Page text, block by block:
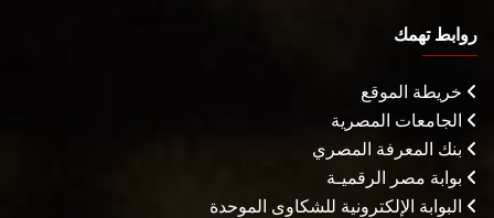
روابط تهمك
خريطة الموقع
الجامعات المصرية
بنك المعرفة المصري
بوابة مصر الرقميـة
البوابة الإلكترونية للشكاوى الموحدة